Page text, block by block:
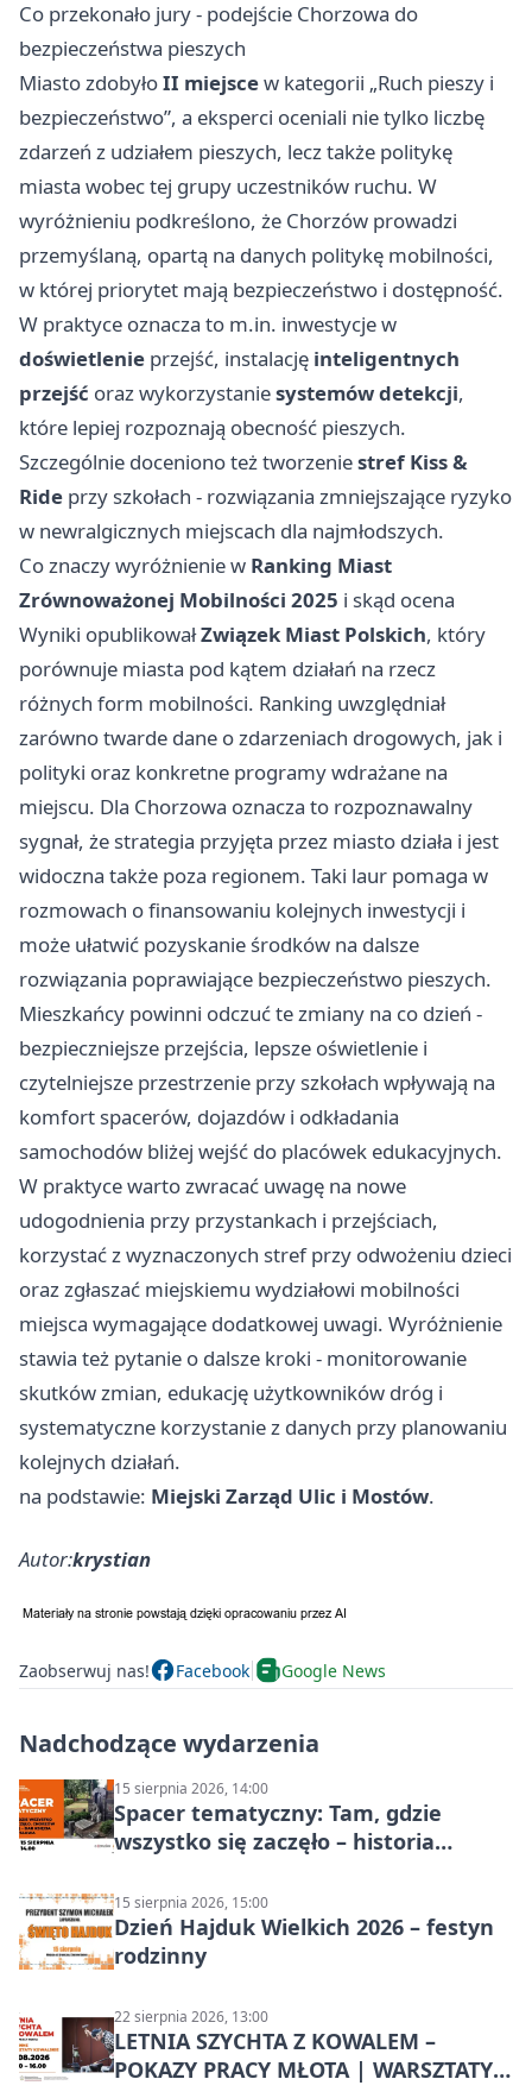
Co przekonało jury - podejście Chorzowa do
bezpieczeństwa pieszych
Miasto zdobyłoII miejscew kategorii „Ruch pieszy i
bezpieczeństwo”, a eksperci oceniali nie tylko liczbę
zdarzeń z udziałem pieszych, lecz także politykę
miasta wobec tej grupy uczestników ruchu. W
wyróżnieniu podkreślono, że Chorzów prowadzi
przemyślaną, opartą na danych politykę mobilności,
w której priorytet mają bezpieczeństwo i dostępność.
W praktyce oznacza to m.in. inwestycje w
doświetlenie przejść, instalację inteligentnych
przejść oraz wykorzystaniesystemów detekcji,
które lepiej rozpoznają obecność pieszych.
Szczególnie doceniono też tworzeniestref Kiss &
Ride przy szkołach - rozwiązania zmniejszające ryzyko
w newralgicznych miejscach dla najmłodszych.
Co znaczy wyróżnienie w Ranking Miast
Zrównoważonej Mobilności 2025 i skąd ocena
Wyniki opublikowałZwiązek Miast Polskich, który
porównuje miasta pod kątem działań na rzecz
różnych form mobilności. Ranking uwzględniał
zarówno twarde dane o zdarzeniach drogowych, jak i
polityki oraz konkretne programy wdrażane na
miejscu. Dla Chorzowa oznacza to rozpoznawalny
sygnał, że strategia przyjęta przez miasto działa i jest
widoczna także poza regionem. Taki laur pomaga w
rozmowach o finansowaniu kolejnych inwestycji i
może ułatwić pozyskanie środków na dalsze
rozwiązania poprawiające bezpieczeństwo pieszych.
Mieszkańcy powinni odczuć te zmiany na co dzień -
bezpieczniejsze przejścia, lepsze oświetlenie i
czytelniejsze przestrzenie przy szkołach wpływają na
komfort spacerów, dojazdów i odkładania
samochodów bliżej wejść do placówek edukacyjnych.
W praktyce warto zwracać uwagę na nowe
udogodnienia przy przystankach i przejściach,
korzystać z wyznaczonych stref przy odwożeniu dzieci
oraz zgłaszać miejskiemu wydziałowi mobilności
miejsca wymagające dodatkowej uwagi. Wyróżnienie
stawia też pytanie o dalsze kroki - monitorowanie
skutków zmian, edukację użytkowników dróg i
systematyczne korzystanie z danych przy planowaniu
kolejnych działań.
na podstawie: Miejski Zarząd Ulic i Mostów.
Autor:krystian
Zaobserwuj nas! Facebook Google News
Nadchodzące wydarzenia
15 sierpnia 2026, 14:00
Spacer tematyczny: Tam, gdzie
wszystko się zaczęło – historia
15 sierpnia 2026, 15:00
Dzień Hajduk Wielkich 2026 – festyn
rodzinny
22 sierpnia 2026, 13:00
LETNIA SZYCHTA Z KOWALEM –
POKAZY PRACY MŁOTA | WARSZTATY